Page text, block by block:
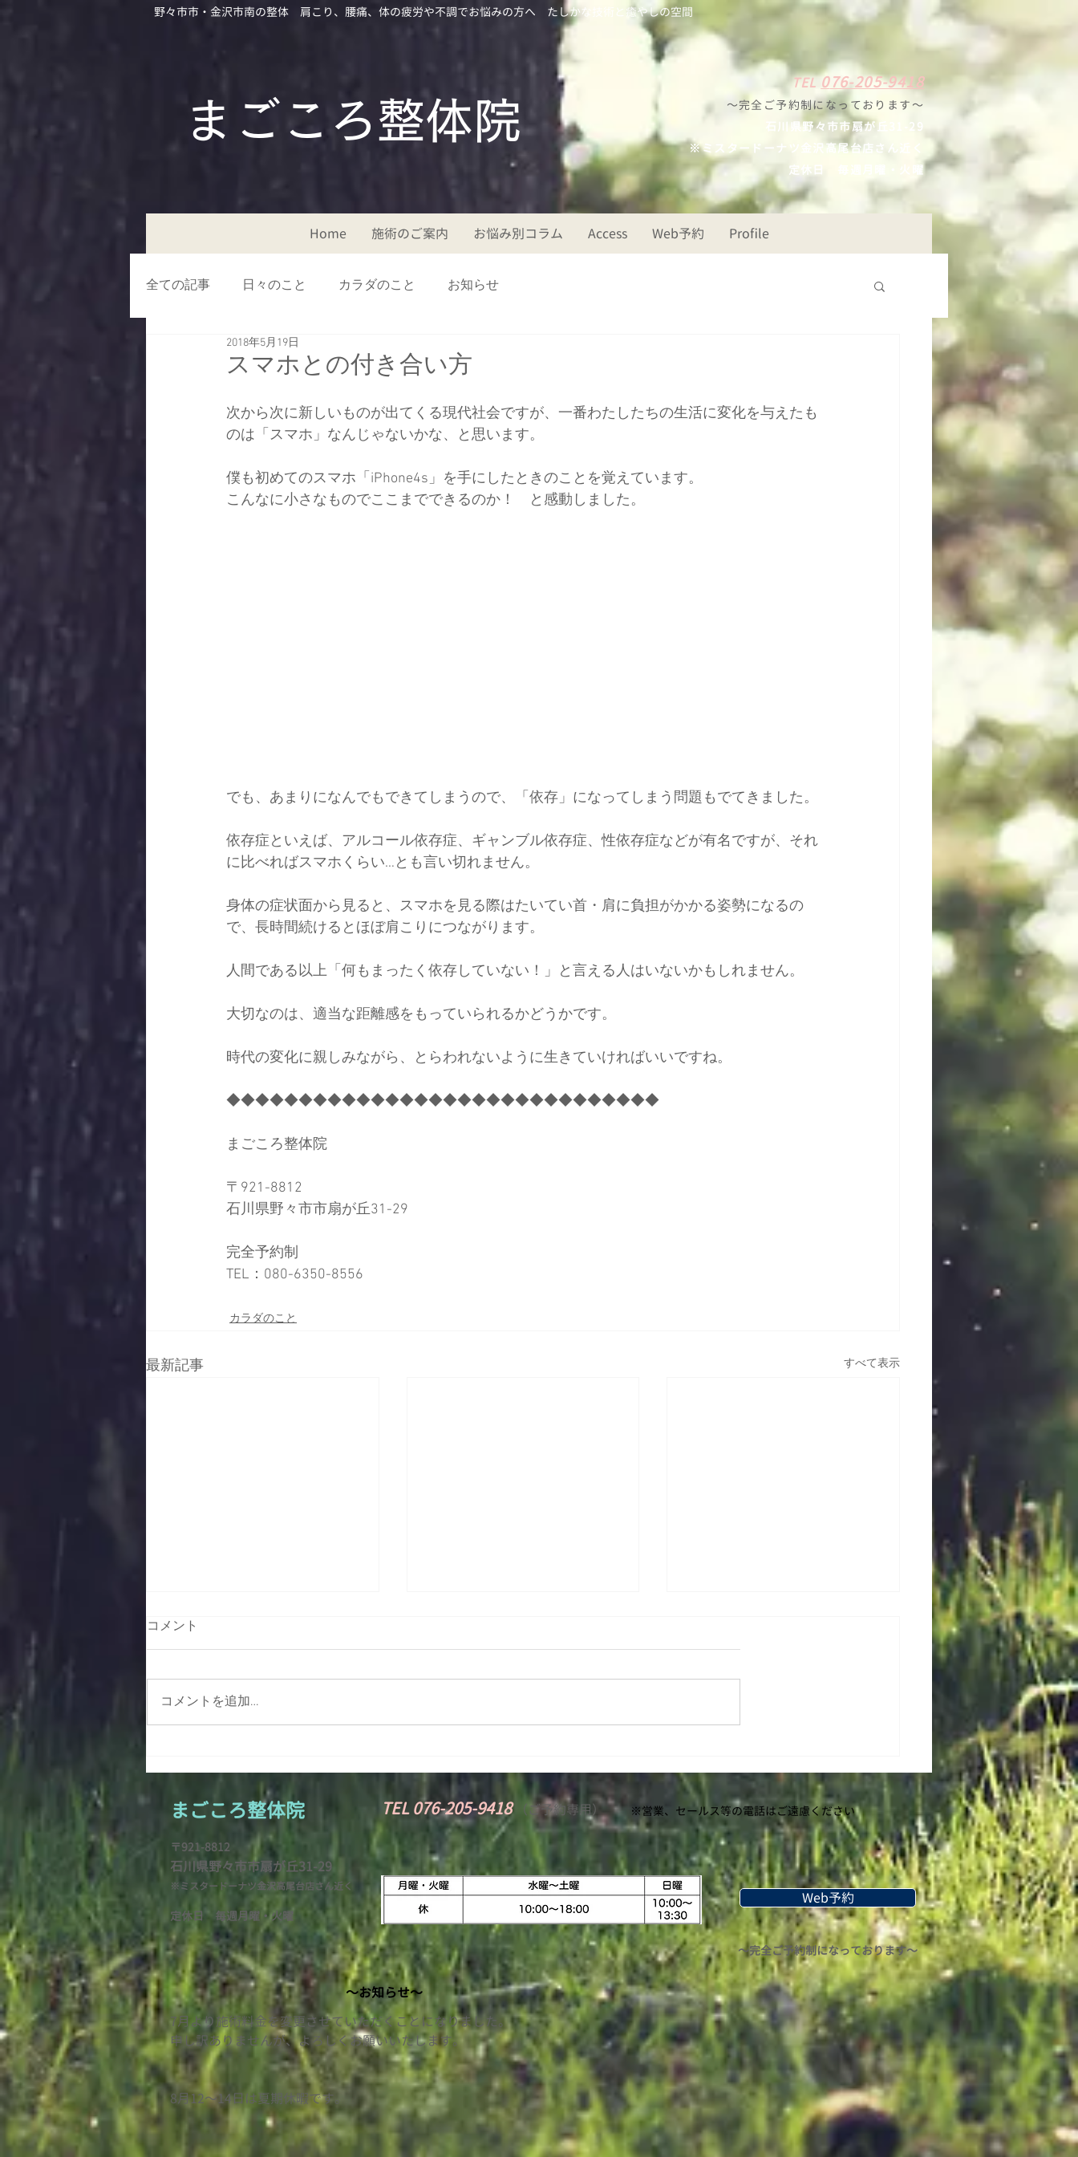
野々市市・金沢市南の整体 肩こり、腰痛、体の疲労や不調でお悩みの方へ たしかな技術と癒やしの空間
​​まごころ整体院
TEL 076-205-9418
〜完全ご予約制になっ ております 〜
石川県野々 市市扇が丘31-29
※ミスタードーナツ
金沢高尾台店さん近く
定休日
毎週月曜・火曜
Home 施術のご案内 お悩み別コラム Access Web予約 Profile
全ての記事 日々のこと カラダのこと お知らせ
スマホとの付き合い方
2018年5月19日
次から次に新しいものが出てくる現代社会ですが、一番わたしたちの生活に変化を与えたも
のは「スマホ」なんじゃないかな、と思います。
僕も初めてのスマホ「iPhone4s」を手にしたときのことを覚えています。
こんなに小さなものでここまでできるのか！　と感動しました。
でも、あまりになんでもできてしまうので、「依存」になってしまう問題もでてきました。
依存症といえば、アルコール依存症、ギャンブル依存症、性依存症などが有名ですが、それ
に比べればスマホくらい…とも言い切れません。
身体の症状面から見ると、スマホを見る際はたいてい首・肩に負担がかかる姿勢になるの
で、長時間続けるとほぼ肩こりにつながります。
人間である以上「何もまったく依存していない！」と言える人はいないかもしれません。
大切なのは、適当な距離感をもっていられるかどうかです。
時代の変化に親しみながら、とらわれないように生きていければいいですね。
◆◆◆◆◆◆◆◆◆◆◆◆◆◆◆◆◆◆◆◆◆◆◆◆◆◆◆◆◆◆
まごころ整体院
〒921-8812
石川県野々市市扇が丘31-29
完全予約制
TEL：080-6350-8556​
カラダのこと
最新記事 すべて表示
になっていませんか？ その
メカニズムと予防ポイントを
ギュギュッと解説
け）
様の声
コメント
コメントを追加…
まごころ整体院
〒921-8812
石川県野々市市扇が丘31-29
※ミスタードーナツ金沢高尾台店さん近く
定休日 毎週月曜・火曜
TEL 076-205-9418​ （ご予約専用） ※営業、セールス等の​電話はご遠慮ください
Web予約
〜完全ご予約制になっております〜
〜お知らせ〜
7月より施術料金を変更させていただくことになりました。
​申し訳ありませんが、よろしくお願いいたします。
​8月12〜14日は夏期休暇です。